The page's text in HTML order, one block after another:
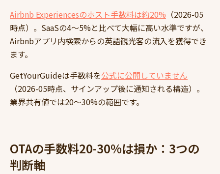
Airbnb Experiencesのホスト手数料は約20% （2026-05
時点）。SaaSの4〜5%と比べて大幅に高い水準ですが、
Airbnbアプリ内検索からの英語観光客の流入を獲得でき
ます。
GetYourGuideは手数料を公式に公開していません
（2026-05時点、サインアップ後に通知される構造）。
業界共有値では20〜30%の範囲です。
OTAの手数料20-30%は損か：3つの
判断軸